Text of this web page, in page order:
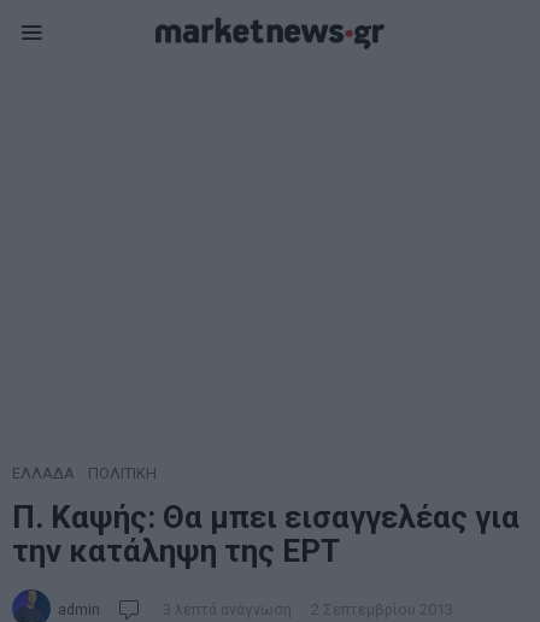
ΕΛΛΑΔΑ ΠΟΛΙΤΙΚΗ
Π. Καψής: Θα μπει εισαγγελέας για
την κατάληψη της ΕΡΤ
admin 3 λεπτά ανάγνωση 2 Σεπτεμβρίου 2013